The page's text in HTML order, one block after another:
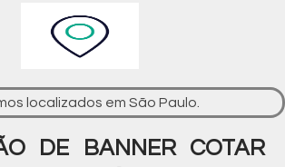
localizados em São Paulo.
DE BANNER COTAR